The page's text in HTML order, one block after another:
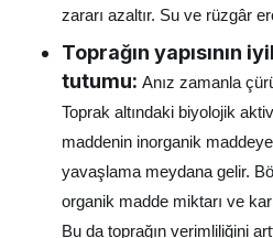
zararı azaltır. Su ve rüzgâr
Toprağın yapısının
tutumu: Anız zamanla
Toprak altındaki biyolojik
maddenin inorganik
yavaşlama meydana gelir.
organik madde miktarı ve
Bu da toprağın verimliliğini